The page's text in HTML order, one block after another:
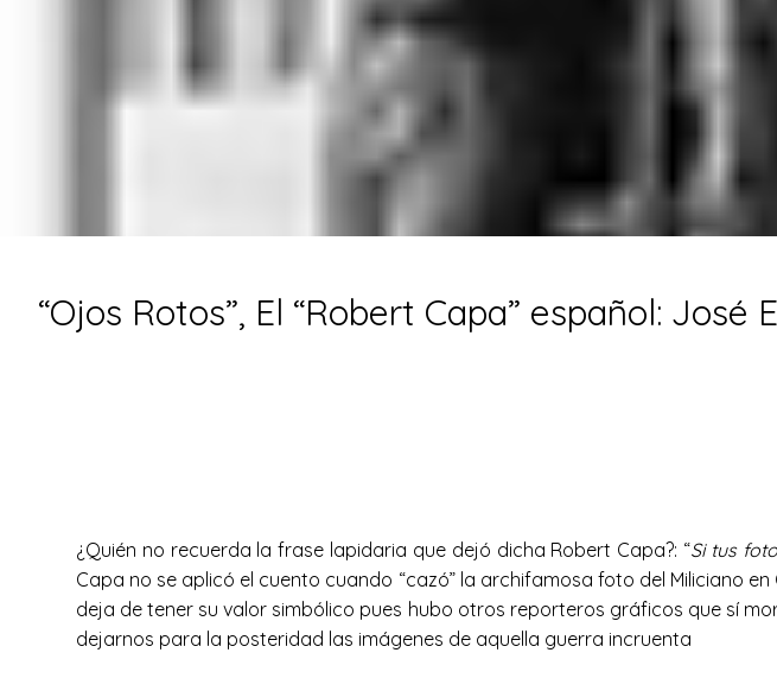
“Ojos Rotos”, El “Robert Capa” español: José
¿Quién no recuerda la frase lapidaria que dejó dicha Robert Capa?: “Si tus
Capa no se aplicó el cuento cuando “cazó” la archifamosa foto del Miliciano
deja de tener su valor simbólico pues hubo otros reporteros gráficos que sí
dejarnos para la posteridad las imágenes de aquella guerra incruenta